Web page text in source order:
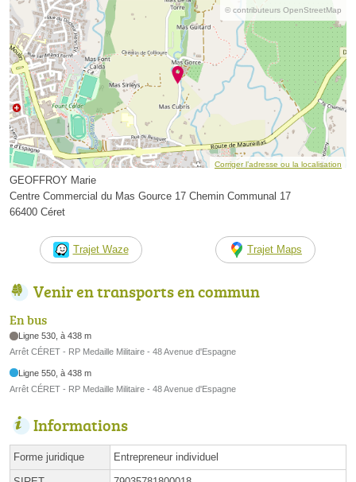
© contributeurs OpenStreetMap
Corriger l’adresse ou la localisation
GEOFFROY Marie
Centre Commercial du Mas Gource 17 Chemin Communal 17
66400 Céret
Trajet Waze Trajet Maps
Venir en transports en commun
En bus
Ligne 530, à 438 m
Arrêt CÉRET - RP Medaille Militaire - 48 Avenue d'Espagne
Ligne 550, à 438 m
Arrêt CÉRET - RP Medaille Militaire - 48 Avenue d'Espagne
Informations
Forme juridique Entrepreneur individuel